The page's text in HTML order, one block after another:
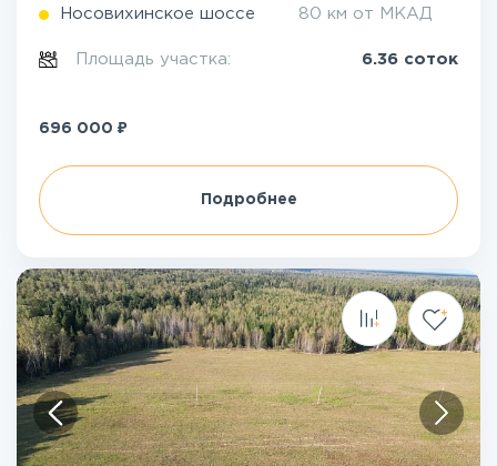
Носовихинское шоссе 80 км от МКАД
Площадь участка: 6.36 соток
696 000 ₽
Подробнее